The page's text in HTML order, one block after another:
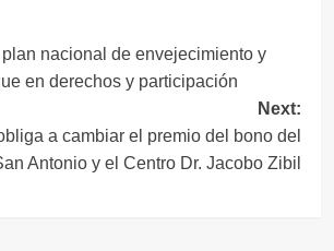
plan nacional de envejecimiento y
en derechos y participación
Next:
a cambiar el premio del bono del
Antonio y el Centro Dr. Jacobo Zibil